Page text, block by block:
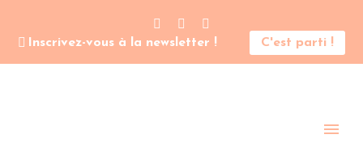
Inscrivez-vous à la newsletter ! C'est parti !